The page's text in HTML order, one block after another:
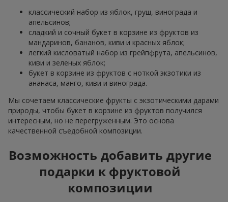
классический набор из яблок, груш, винограда и
апельсинов;
сладкий и сочный букет в корзине из фруктов из
мандаринов, бананов, киви и красных яблок;
легкий кисловатый набор из грейпфрута, апельсинов,
киви и зеленых яблок;
букет в корзине из фруктов с ноткой экзотики из
ананаса, манго, киви и винограда.
Мы сочетаем классические фрукты с экзотическими дарами
природы, чтобы букет в корзине из фруктов получился
интересным, но не перегруженным. Это основа
качественной съедобной композиции.
Возможность добавить другие
подарки к фруктовой
композиции